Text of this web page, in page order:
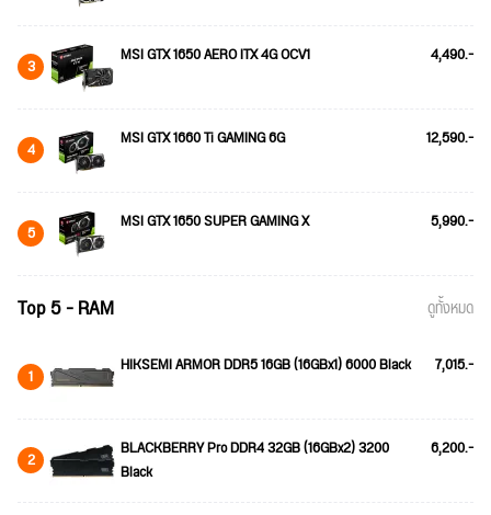
3 MSI GTX 1650 AERO ITX 4G OCV1 4,490.-
4 MSI GTX 1660 Ti GAMING 6G 12,590.-
5 MSI GTX 1650 SUPER GAMING X 5,990.-
Top 5 - RAM ดูทั้งหมด
1 HIKSEMI ARMOR DDR5 16GB (16GBx1) 6000 Black 7,015.-
2
BLACKBERRY Pro DDR4 32GB (16GBx2) 3200
Black
6,200.-